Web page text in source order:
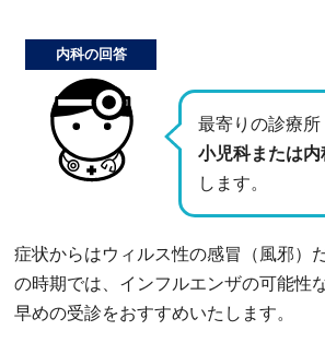
最寄りの診療
小児科または内
します。
内科の回答
症状からはウィルス性の感冒（風邪）
の時期では、インフルエンザの可能性
早めの受診をおすすめいたします。